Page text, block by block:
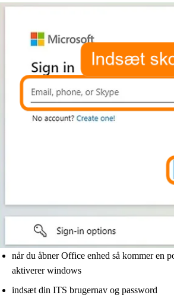
når du åbner Office enhed så kommer en
aktiverer windows
indsæt din ITS brugernav og password